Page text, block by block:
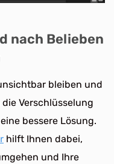
nach Belieben
bleiben und
Verschlüsselung
bessere Lösung.
hilft Ihnen dabei,
und Ihre